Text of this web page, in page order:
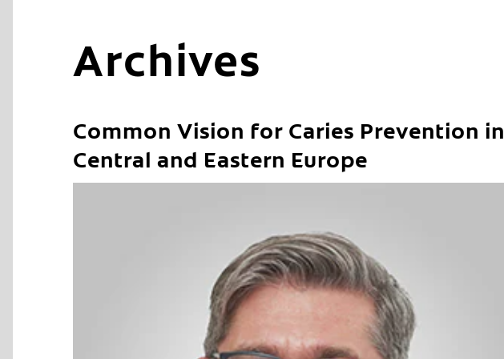
Archives
Common Vision for Caries Prevention in
Central and Eastern Europe